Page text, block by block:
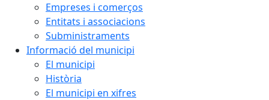
Empreses i comerços
Entitats i associacions
Subministraments
Informació del municipi
El municipi
Història
El municipi en xifres